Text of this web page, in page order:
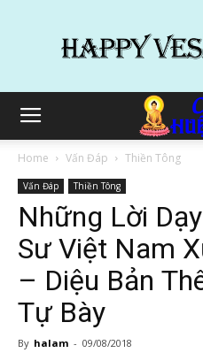
Home Vấn Đáp Thiền Tông
Vấn Đáp Thiền Tông
Những Lời
Sư Việt Nam
– Diệu Bản
Tự Bày
By halam - 09/08/2018